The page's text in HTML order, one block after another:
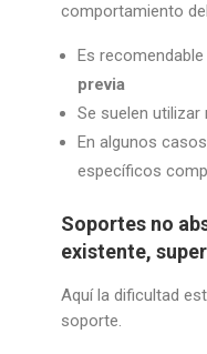
comportamiento
Es
previa
Se suelen
En algunos
específicos
Soportes no
existente,
Aquí la dificultad
soporte.